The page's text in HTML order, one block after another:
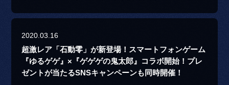
2020.03.16
超激レア「石動零」が新登場！スマートフォンゲーム
『ゆるゲゲ』×『ゲゲゲの鬼太郎』コラボ開始！プレ
ゼントが当たるSNSキャンペーンも同時開催！